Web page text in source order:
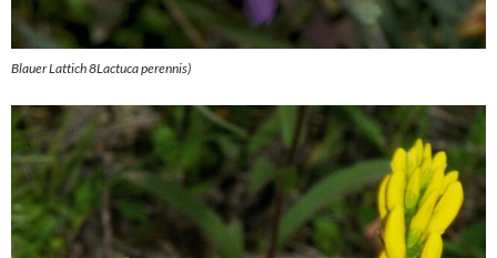
Blauer Lattich 8Lactuca perennis)